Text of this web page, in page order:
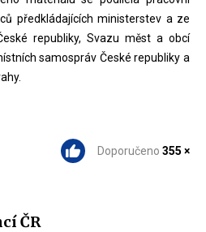
předkládajících ministerstev a ze
republiky, Svazu měst a obcí
samospráv České republiky a
Doporučeno 355 ×
ČR